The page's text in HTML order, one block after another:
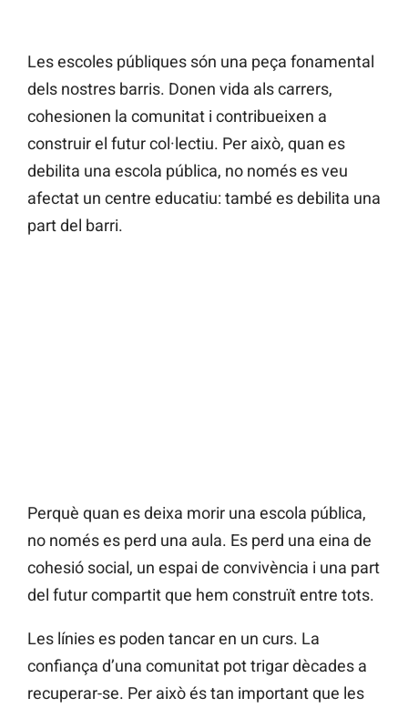
Les escoles públiques són una peça fonamental
dels nostres barris. Donen vida als carrers,
cohesionen la comunitat i contribueixen a
construir el futur col·lectiu. Per això, quan es
debilita una escola pública, no només es veu
afectat un centre educatiu: també es debilita una
part del barri.
Perquè quan es deixa morir una escola pública,
no només es perd una aula. Es perd una eina de
cohesió social, un espai de convivència i una part
del futur compartit que hem construït entre tots.
Les línies es poden tancar en un curs. La
confiança d’una comunitat pot trigar dècades a
recuperar-se. Per això és tan important que les